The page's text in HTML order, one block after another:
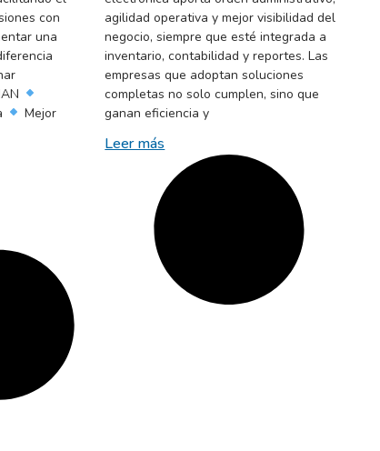
con
una
Mejor
agilidad operativa y mejor visibilidad del
negocio, siempre que esté integrada a
inventario, contabilidad y reportes. Las
empresas que adoptan soluciones
completas no solo cumplen, sino que
ganan eficiencia y
Leer más